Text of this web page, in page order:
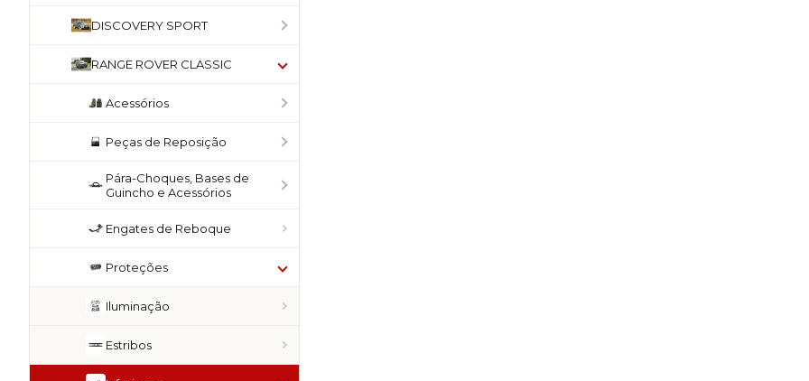
DISCOVERY SPORT
RANGE ROVER CLASSIC
Acessórios
Peças de Reposição
Pára-Choques, Bases de
Guincho e Acessórios
Engates de Reboque
Proteções
Iluminação
Estribos